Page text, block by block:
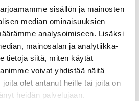
sisällön ja mainosten
median ominaisuuksien
analysoimiseen. Lisäksi
mainosalan ja analytiikka-
tietoja siitä, miten käytät
voivat yhdistää näitä
olet antanut heille tai joita on
heidän palvelujaan.
olla prosessissa apuna.